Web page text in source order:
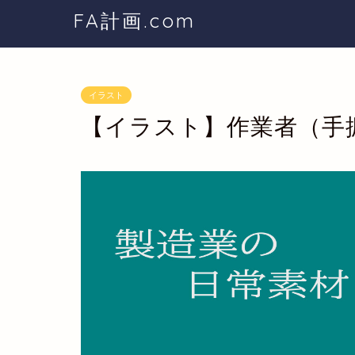
FA計画.com
イラスト
【イラスト】作業者（手